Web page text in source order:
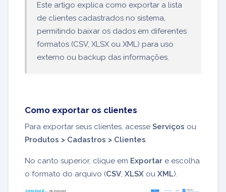
Este artigo explica como exportar a lista
de clientes cadastrados no sistema,
permitindo baixar os dados em diferentes
formatos (CSV, XLSX ou XML) para uso
externo ou backup das informações.
Como exportar os clientes
Para exportar seus clientes, acesse Serviços ou
Produtos > Cadastros > Clientes
No canto superior, clique em Exportar e escolha
o formato do arquivo (CSV XLSX ou XML).